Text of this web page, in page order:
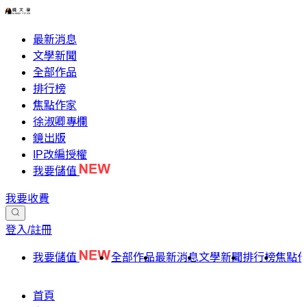
最新消息
文學新聞
全部作品
排行榜
焦點作家
徐淑卿專欄
鏡出版
IP改編授權
我要儲值
我要收費
登入/註冊
我要儲值 全部作品最新消息文學新聞排行榜焦點
首頁